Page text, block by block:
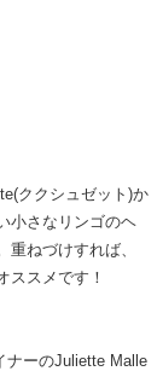
ククシュゼット)か
小さなリンゴのヘ
ねづけすれば、
ススメです！
ナーのJuliette Malle